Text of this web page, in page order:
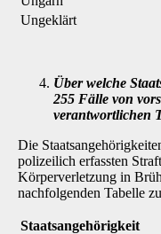
Ungeklärt
Über welche
255 Fälle von
verantwortlichen
Die
polizeilich erfassten
Körperverletzung in
nachfol­genden Tabelle
Staatsangehörigkeit